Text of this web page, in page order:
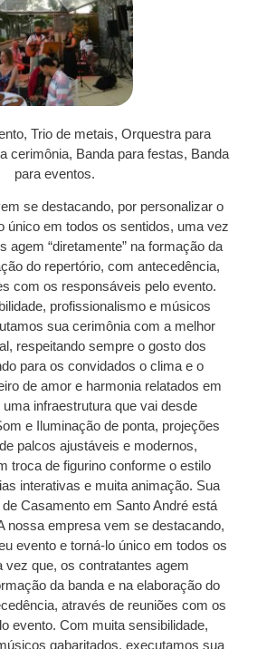
Trio de metais, Orquestra para
cerimônia, Banda para festas, Banda
para eventos.
se destacando, por personalizar o
único em todos os sentidos, uma vez
agem “diretamente” na formação da
do repertório, com antecedência,
com os responsáveis pelo evento.
profissionalismo e músicos
sua cerimônia com a melhor
respeitando sempre o gosto dos
para os convidados o clima e o
de amor e harmonia relatados em
uma infraestrutura que vai desde
e Iluminação de ponta, projeções
palcos ajustáveis e modernos,
troca de figurino conforme o estilo
interativas e muita animação. Sua
Casamento em Santo André está
nossa empresa vem se destacando,
evento e torná-lo único em todos os
vez que, os contratantes agem
da banda e na elaboração do
através de reuniões com os
evento. Com muita sensibilidade,
gabaritados, executamos sua